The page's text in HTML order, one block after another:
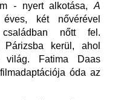
- nyert alkotása,A
két nővérével
családban nőtt fel.
kerül, ahol
világ. Fatima Daas
óda az